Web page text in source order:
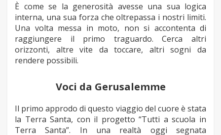
È come se la generosità avesse una sua logica
interna, una sua forza che oltrepassa i nostri limiti.
Una volta messa in moto, non si accontenta di
raggiungere il primo traguardo. Cerca altri
orizzonti, altre vite da toccare, altri sogni da
rendere possibili.
Voci da Gerusalemme
Il primo approdo di questo viaggio del cuore è stata
la Terra Santa, con il progetto “Tutti a scuola in
Terra Santa”. In una realtà oggi segnata